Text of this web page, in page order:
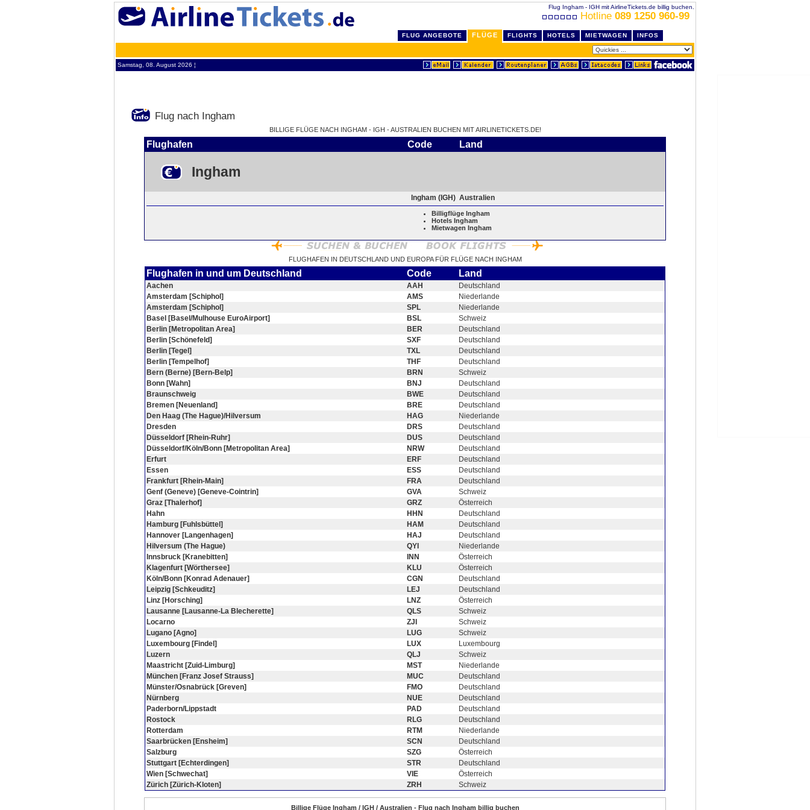
Flug Ingham - IGH mit AirlineTickets.de billig buchen.
Hotline 089 1250 960-99
FLUG ANGEBOTE FLÜGE FLIGHTS HOTELS MIETWAGEN INFOS
Samstag, 08. August 2026 ¦
Flug nach Ingham
BILLIGE FLÜGE NACH INGHAM - IGH - AUSTRALIEN BUCHEN MIT AIRLINETICKETS.DE!
Flughafen Code Land
Ingham
Ingham (IGH) Australien
Billigflüge Ingham
Hotels Ingham
Mietwagen Ingham
FLUGHAFEN IN DEUTSCHLAND UND EUROPA FÜR FLÜGE NACH INGHAM
Flughafen in und um Deutschland Code Land
Aachen AAH
Deutschland
Amsterdam [Schiphol]
AMS
Niederlande
Amsterdam [Schiphol]
SPL
Niederlande
Basel [Basel/Mulhouse EuroAirport]
BSL
Schweiz
Berlin [Metropolitan Area]
BER
Deutschland
Berlin [Schönefeld]
SXF
Deutschland
Berlin [Tegel]
TXL
Deutschland
Berlin [Tempelhof]
THF
Deutschland
Bern (Berne) [Bern-Belp]
BRN
Schweiz
Bonn [Wahn]
BNJ
Deutschland
Braunschweig
BWE
Deutschland
Bremen [Neuenland]
BRE
Deutschland
Den Haag (The Hague)/Hilversum
HAG
Niederlande
Dresden
DRS
Deutschland
Düsseldorf [Rhein-Ruhr]
DUS
Deutschland
Düsseldorf/Köln/Bonn [Metropolitan Area]
NRW
Deutschland
Erfurt
ERF
Deutschland
Essen
ESS
Deutschland
Frankfurt [Rhein-Main]
FRA
Deutschland
Genf (Geneve) [Geneve-Cointrin]
GVA
Schweiz
Graz [Thalerhof]
GRZ
Österreich
Hahn
HHN
Deutschland
Hamburg [Fuhlsbüttel]
HAM
Deutschland
Hannover [Langenhagen]
HAJ
Deutschland
Hilversum (The Hague)
QYI
Niederlande
Innsbruck [Kranebitten]
INN
Österreich
Klagenfurt [Wörthersee]
KLU
Österreich
Köln/Bonn [Konrad Adenauer]
CGN
Deutschland
Leipzig [Schkeuditz]
LEJ
Deutschland
Linz [Horsching]
LNZ
Österreich
Lausanne [Lausanne-La Blecherette]
QLS
Schweiz
Locarno
ZJI
Schweiz
Lugano [Agno]
LUG
Schweiz
Luxembourg [Findel]
LUX
Luxembourg
Luzern
QLJ
Schweiz
Maastricht [Zuid-Limburg]
MST
Niederlande
München [Franz Josef Strauss]
MUC
Deutschland
Münster/Osnabrück [Greven]
FMO
Deutschland
Nürnberg
NUE
Deutschland
Paderborn/Lippstadt
PAD
Deutschland
Rostock
RLG
Deutschland
Rotterdam
RTM
Niederlande
Saarbrücken [Ensheim]
SCN
Deutschland
Salzburg
SZG
Österreich
Stuttgart [Echterdingen]
STR
Deutschland
Wien [Schwechat]
VIE
Österreich
Zürich [Zürich-Kloten]
ZRH Schweiz
Billige Flüge Ingham / IGH / Australien - Flug nach Ingham billig buchen